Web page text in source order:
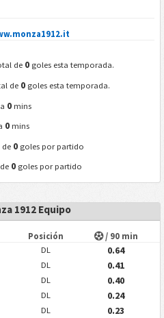
de 0 goles esta temporada.
de 0 goles esta temporada.
0 mins
0 mins
0 goles por partido
0 goles por partido
1912 Equipo
Posición / 90 min
DL
0.64
DL
0.41
DL
0.40
DL
0.24
DL
0.23